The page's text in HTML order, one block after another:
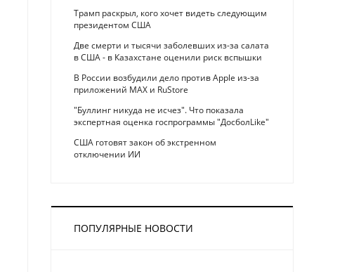
Трамп раскрыл, кого хочет видеть следующим
президентом США
Две смерти и тысячи заболевших из-за салата
в США - в Казахстане оценили риск вспышки
В России возбудили дело против Apple из-за
приложений MAX и RuStore
"Буллинг никуда не исчез". Что показала
экспертная оценка госпрограммы "ДосболLike"
США готовят закон об экстренном
отключении ИИ
ПОПУЛЯРНЫЕ НОВОСТИ